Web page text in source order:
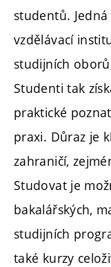
studentů.
vzdělávací
studijních
Studenti tak
praktické
praxi. Důraz je
zahraničí,
Studovat je
bakalářských,
studijních
také kurzy